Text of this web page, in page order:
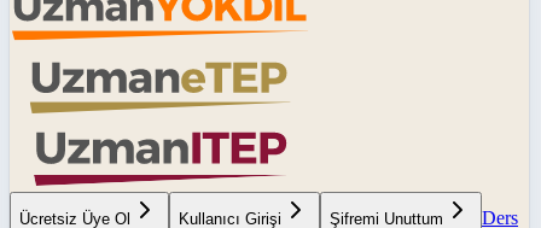
Ücretsiz Üye Ol Kullanıcı Girişi Şifremi Unuttum
Ders